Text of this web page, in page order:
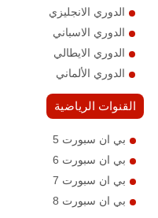
الدوري الانجليزي
الدوري الاسباني
الدوري الايطالي
الدوري الألماني
القنوات الرياضية
بي ان سبورت 5
بي ان سبورت 6
بي ان سبورت 7
بي ان سبورت 8